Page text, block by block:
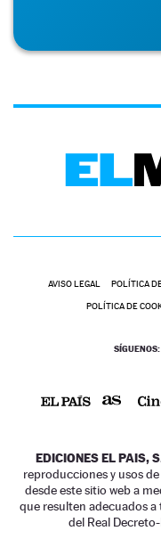
AVISO LEGAL POLÍTICA
POLÍTICA DE
SÍGUENOS:
EDICIONES EL PAIS,
reproducciones y usos
desde este sitio web a
que resulten adecuados
del Real